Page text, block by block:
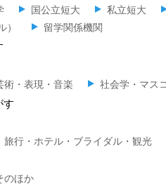
国公立短大 私立短大
）
留学関係機関
術・表現・音楽 社会学・マス
す
旅行・ホテル・ブライダル・観光
のほか